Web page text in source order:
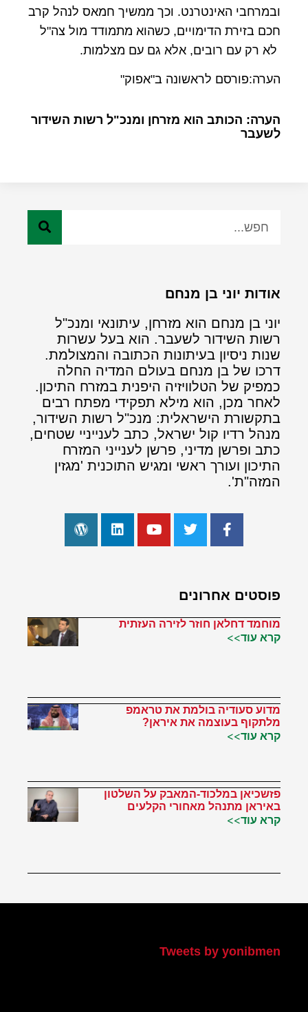
ובמרחבי האינטרנט. וכך ממשיך חמאס לנהל קרב
חכם בזירת הדימויים, כשהוא מתמודד מול צה"ל
לא רק עם רובים, אלא גם עם מצלמות.
הערה:פורסם לראשונה ב"אפוק"
הערה: הכותב הוא מזרחן ומנכ"ל רשות השידור
לשעבר
אודות יוני בן מנחם
יוני בן מנחם הוא מזרחן, עיתונאי ומנכ"ל
רשות השידור לשעבר. הוא בעל עשרות
שנות ניסיון בעיתונות הכתובה והמצולמת.
דרכו של בן מנחם בעולם המדיה החלה
כמפיק של הטלוויזיה היפנית במזרח התיכון.
לאחר מכן, הוא מילא תפקידי מפתח רבים
בתקשורת הישראלית: מנכ"ל רשות השידור,
מנהל רדיו קול ישראל, כתב לענייניי שטחים,
כתב ופרשן מדיני, פרשן לענייני המזרח
התיכון ועורך ראשי ומגיש התוכנית 'מגזין
המזה"ת'.
פוסטים אחרונים
מוחמד דחלאן חוזר לזירה העזתית
קרא עוד>>
מדוע סעודיה בולמת את טראמפ
מלתקוף בעוצמה את איראן?
קרא עוד>>
פזשכיאן במלכוד-המאבק על השלטון
באיראן מתנהל מאחורי הקלעים
קרא עוד>>
Tweets by yonibmen